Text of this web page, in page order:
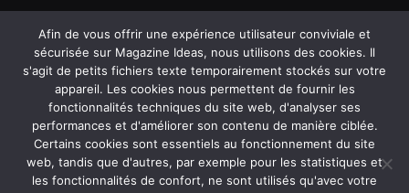
l’on sait vraiment
January 5, 2025
MAISON À PROPOS DE NOUS
Afin de vous offrir une expérience utilisateur conviviale et
sécurisée sur Magazine Ideas, nous utilisons des cookies. Il
s'agit de petits fichiers texte temporairement stockés sur votre
appareil. Les cookies nous permettent de fournir les
fonctionnalités techniques du site web, d'analyser ses
performances et d'améliorer son contenu de manière ciblée.
Certains cookies sont essentiels au fonctionnement du site
web, tandis que d'autres, par exemple pour les statistiques et
les fonctionnalités de confort, ne sont utilisés qu'avec votre